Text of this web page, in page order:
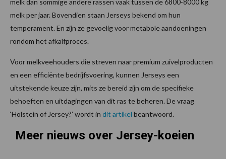
melk per jaar. Bovendien staan Jerseys bekend om hun
temperament. En zijn ze gevoelig voor metabole aandoeningen
rondom het afkalfproces.
Voor melkveehouders die streven naar premium zuivelproducten
en een efficiënte bedrijfsvoering, kunnen Jerseys een
uitstekende keuze zijn, mits ze bereid zijn om de specifieke
behoeften en uitdagingen van dit ras te beheren. De vraag
‘Holstein of Jersey?’ wordt in dit artikel beantwoord.
Meer nieuws over Jersey-koeien